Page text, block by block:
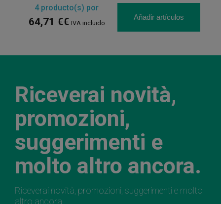
4producto(s) por
64,71 €€ IVA incluido
Añadir artículos
Riceverai novità,
promozioni,
suggerimenti e
molto altro ancora.
Riceverai novità, promozioni, suggerimenti e molto
altro ancora.